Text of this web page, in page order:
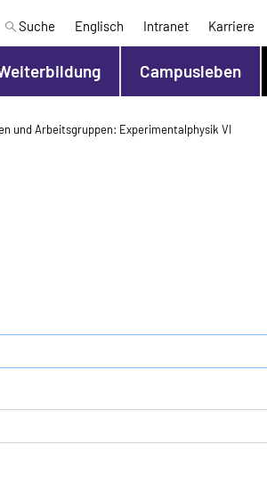
Suche Englisch Intranet Karriere
Campusleben
und Arbeitsgruppen Experimentalphysik VI